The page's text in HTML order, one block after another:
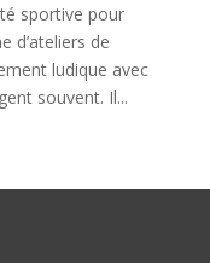
sportive pour
d’ateliers de
ludique avec
souvent. Il...